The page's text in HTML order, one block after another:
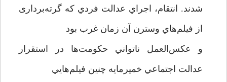
شدند. انتقام، اجراي عدالت فردي كه گرته‌برداری
از فيلم‌هاي وسترن آن زمان غرب بود
و عكس‌العمل ناتواني حكومت‌ها در استقرار
عدالت اجتماعي خميرمايه چنين فيلم‌هايي